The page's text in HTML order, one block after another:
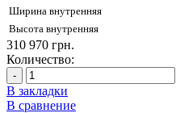
Ширина внутренняя
Высота внутренняя
310 970 грн.
Количество:
-
В закладки
В сравнение